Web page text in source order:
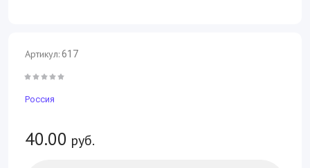
Артикул:617
Россия
40.00 руб.